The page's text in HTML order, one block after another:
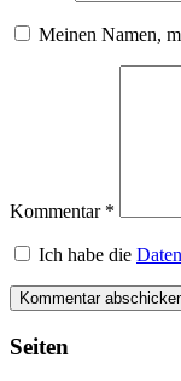
Meinen Namen,
Kommentar *
Ich habe die
Seiten